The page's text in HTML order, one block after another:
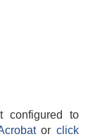
configured to
orclick